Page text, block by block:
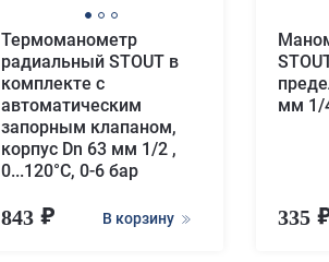
Термоманометр
радиальный STOUT в
комплекте с
автоматическим
запорным клапаном,
корпус Dn 63 мм 1/2 ,
0...120°C, 0-6 бар
843 В корзину
мм 1/
335